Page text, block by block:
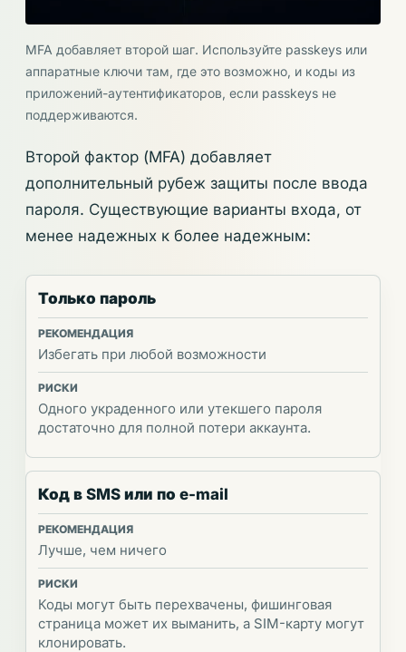
MFA добавляет второй шаг. Используйте passkeys или
аппаратные ключи там, где это возможно, и коды из
приложений-аутентификаторов, если passkeys не
поддерживаются.
Второй фактор (MFA) добавляет
дополнительный рубеж защиты после ввода
пароля. Существующие варианты входа, от
менее надежных к более надежным:
Только пароль
Избегать при любой возможности
Одного украденного или утекшего пароля
достаточно для полной потери аккаунта.
Код в SMS или по e-mail
Лучше, чем ничего
Коды могут быть перехвачены, фишинговая
страница может их выманить, а SIM-карту могут
клонировать.